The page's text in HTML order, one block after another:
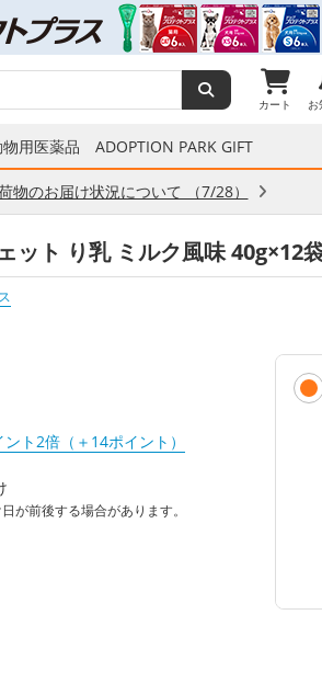
カート お
用医薬品 ADOPTION PARK GIFT
のお届け状況について （7/28）
ット り乳 ミルク風味 40g×12
ト2倍（＋14ポイント）
が前後する場合があります。